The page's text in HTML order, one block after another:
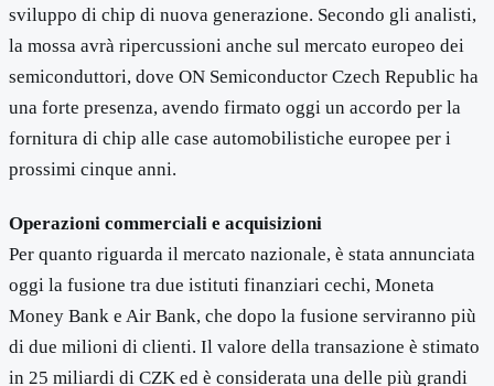
sviluppo di chip di nuova generazione. Secondo gli analisti,
la mossa avrà ripercussioni anche sul mercato europeo dei
semiconduttori, dove ON Semiconductor Czech Republic ha
una forte presenza, avendo firmato oggi un accordo per la
fornitura di chip alle case automobilistiche europee per i
prossimi cinque anni.
Operazioni commerciali e acquisizioni
Per quanto riguarda il mercato nazionale, è stata annunciata
oggi la fusione tra due istituti finanziari cechi, Moneta
Money Bank e Air Bank, che dopo la fusione serviranno più
di due milioni di clienti. Il valore della transazione è stimato
in 25 miliardi di CZK ed è considerata una delle più grandi